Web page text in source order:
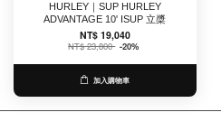
HURLEY｜SUP HURLEY
ADVANTAGE 10' ISUP 立槳
NT$ 19,040
NT$ 23,800 -20%
加入購物車